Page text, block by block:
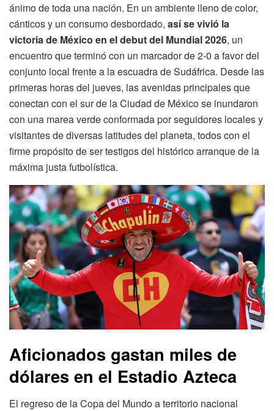
ánimo de toda una nación. En un ambiente lleno de color,
cánticos y un consumo desbordado, así se vivió la
victoria de México en el debut del Mundial 2026, un
encuentro que terminó con un marcador de 2-0 a favor del
conjunto local frente a la escuadra de Sudáfrica. Desde las
primeras horas del jueves, las avenidas principales que
conectan con el sur de la Ciudad de México se inundaron
con una marea verde conformada por seguidores locales y
visitantes de diversas latitudes del planeta, todos con el
firme propósito de ser testigos del histórico arranque de la
máxima justa futbolística.
Aficionados gastan miles de
dólares en el Estadio Azteca
El regreso de la Copa del Mundo a territorio nacional